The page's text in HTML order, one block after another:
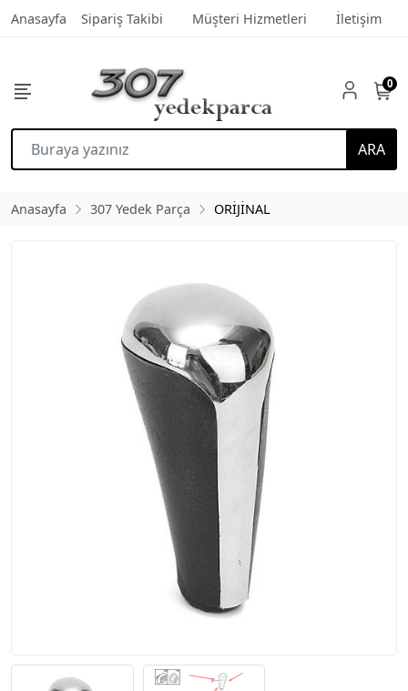
Anasayfa Sipariş Takibi Müşteri Hizmetleri İletişim
ARA
0
Anasayfa 307 Yedek Parça ORİJİNAL